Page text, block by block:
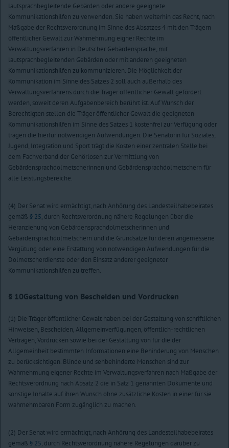
lautsprachbegleitende Gebärden oder andere geeignete
Kommunikationshilfen zu verwenden. Sie haben weiterhin das Recht, nach
Maßgabe der Rechtsverordnung im Sinne des Absatzes 4 mit den Trägern
öffentlicher Gewalt zur Wahrnehmung eigner Rechte im
Verwaltungsverfahren in Deutscher Gebärdensprache, mit
lautsprachbegleitenden Gebärden oder mit anderen geeigneten
Kommunikationshilfen zu kommunizieren. Die Möglichkeit der
Kommunikation im Sinne des Satzes 2 soll auch außerhalb des
Verwaltungsverfahrens durch die Träger öffentlicher Gewalt gefördert
werden, soweit deren Aufgabenbereich berührt ist. Auf Wunsch der
Berechtigten stellen die Träger öffentlicher Gewalt die geeigneten
Kommunikationshilfen im Sinne des Satzes 1 kostenfrei zur Verfügung oder
tragen die hierfür notwendigen Aufwendungen. Die Senatorin für Soziales,
Jugend, Integration und Sport trägt die Kosten einer zentralen Stelle bei
dem Fachverband der Gehörlosen zur Vermittlung von
Gebärdensprachdolmetscherinnen und Gebärdensprachdolmetschern für
alle Leistungsbereiche.
(4) Der Senat wird ermächtigt, nach Anhörung des Landesteilhabebeirates
gemäß § 25, durch Rechtsverordnung nähere Regelungen über die
Heranziehung von Gebärdensprachdolmetscherinnen und
Gebärdensprachdolmetschern und die Grundsätze für deren angemessene
Vergütung oder eine Erstattung von notwendigen Aufwendungen für die
Dolmetscherdienste oder den Einsatz anderer geeigneter
Kommunikationshilfen zu treffen.
§ 10Gestaltung von Bescheiden und Vordrucken
(1) Die Träger öffentlicher Gewalt haben bei der Gestaltung von schriftlichen
Hinweisen, Bescheiden, Allgemeinverfügungen, öffentlich-rechtlichen
Verträgen, Vordrucken sowie bei der Gestaltung von für die der
Allgemeinheit bestimmten Informationen eine Behinderung von Menschen
zu berücksichtigen. Blinde und sehbehinderte Menschen sind zur
Wahrnehmung eigener Rechte im Verwaltungsverfahren nach Maßgabe der
Rechtsverordnung nach Absatz 2 die in Satz 1 genannten Dokumente und
sonstige Inhalte auf ihren Wunsch ohne zusätzliche Kosten in einer für sie
wahrnehmbaren Form zugänglich zu machen.
(2) Der Senat wird ermächtigt, nach Anhörung des Landesteilhabebeirates
gemäß § 25, durch Rechtsverordnung nähere Regelungen darüber zu